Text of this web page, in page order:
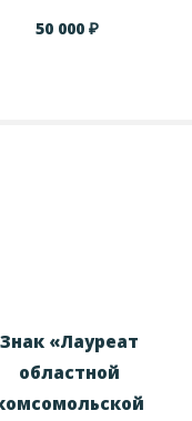
50 000₽
Знак «Лауреат
областной